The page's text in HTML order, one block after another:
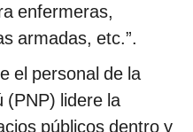
enfermeras,
armadas, etc.”.
el personal de la
(PNP) lidere la
públicos dentro y